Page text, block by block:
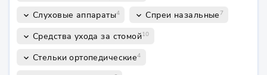
keyboard_arrow_down Слуховые аппараты4 keyboard_arrow_down Спреи назальные 7
keyboard_arrow_down Средства ухода за стомой10
keyboard_arrow_down Стельки ортопедические4